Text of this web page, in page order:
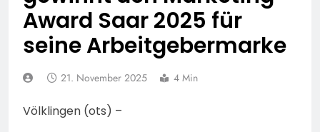
Fahrradcodierung /
Anmeldung erforderlich
Vermisstensuche: Polizei
bittet um Hinweise zum
Aufenthalt von Ricardo
7. August 2026
POL-OH: Fahndung nach
vermisstem Michael S.
Award Saar 2025 für
seine Arbeitgebermarke
21. November 2025 4 Min
Völklingen (ots) –